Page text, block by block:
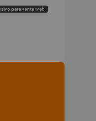
para venta web